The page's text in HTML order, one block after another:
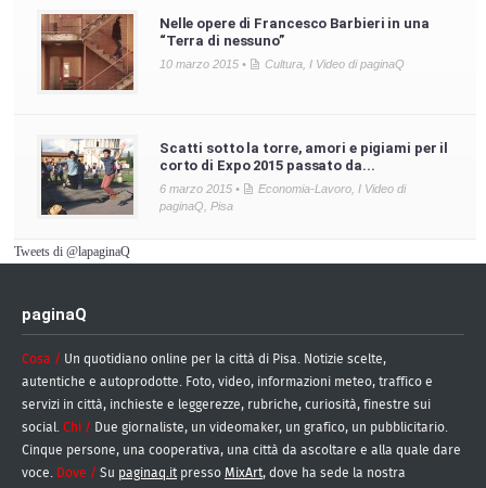
Nelle opere di Francesco Barbieri in una
“Terra di nessuno”
10 marzo 2015 • Cultura, I Video di paginaQ
Scatti sotto la torre, amori e pigiami per il
corto di Expo 2015 passato da...
6 marzo 2015 • Economia-Lavoro, I Video di
paginaQ Pisa
Tweets di @lapaginaQ
paginaQ
Cosa / Un quotidiano online per la città di Pisa. Notizie scelte,
autentiche e autoprodotte. Foto, video, informazioni meteo, traffico e
servizi in città, inchieste e leggerezze, rubriche, curiosità, finestre sui
social. Chi / Due giornaliste, un videomaker, un grafico, un pubblicitario.
Cinque persone, una cooperativa, una città da ascoltare e alla quale dare
voce.
Dove / Su paginaq.it presso MixArt, dove ha sede la nostra